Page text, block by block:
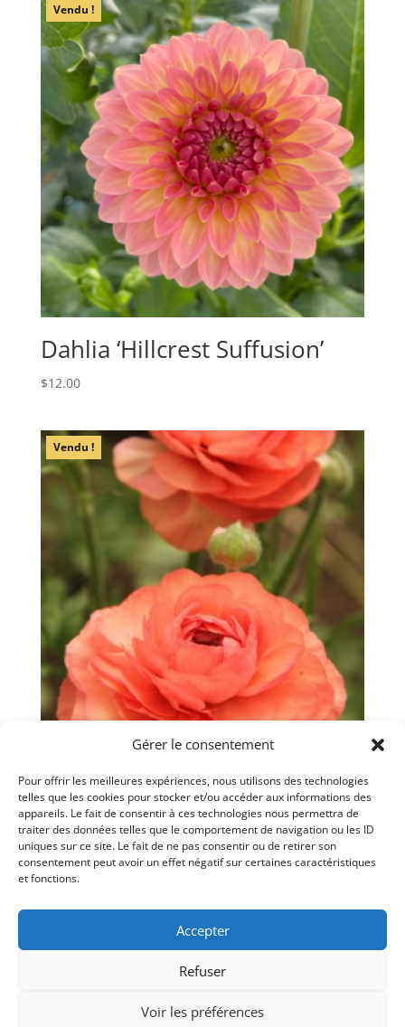
Gérer le consentement
Pour offrir les meilleures expériences, nous utilisons des technologies
telles que les cookies pour stocker et/ou accéder aux informations des
appareils. Le fait de consentir à ces technologies nous permettra de
traiter des données telles que le comportement de navigation ou les ID
uniques sur ce site. Le fait de ne pas consentir ou de retirer son
consentement peut avoir un effet négatif sur certaines caractéristiques
et fonctions.
Accepter
Refuser
Voir les préférences
Vendu !
Dahlia ‘Hillcrest Suffusion’
$12.00
Vendu !
Renoncules ‘Amandine
Salmon’
$10.00
© LaSauvageonne 2026 -- 985 Rang Rivière